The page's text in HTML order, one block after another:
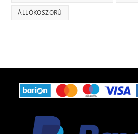
ÁLLÓKOSZORÚ